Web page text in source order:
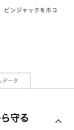
ピンジャックをホコ
データ
守る